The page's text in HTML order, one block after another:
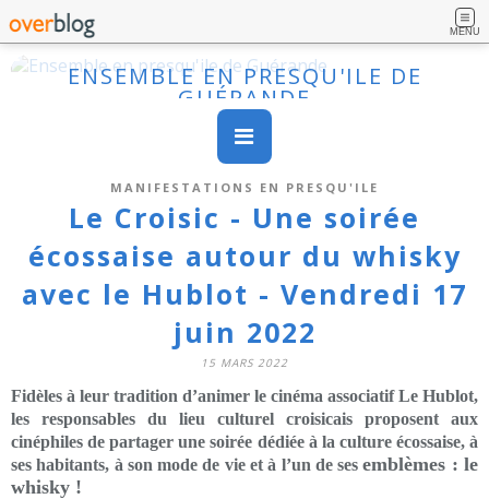
MENU
ENSEMBLE EN PRESQU'ILE DE
GUÉRANDE
MANIFESTATIONS EN PRESQU'ILE
Le Croisic - Une soirée
écossaise autour du whisky
avec le Hublot - Vendredi 17
juin 2022
15 MARS 2022
Fidèles à leur tradition d’animer le cinéma associatif Le Hublot,
les responsables du lieu culturel croisicais proposent aux
cinéphiles de partager une soirée dédiée à la culture écossaise, à
ses habitants, à son mode de vie et à l’un de sesemblèmes : le
whisky !